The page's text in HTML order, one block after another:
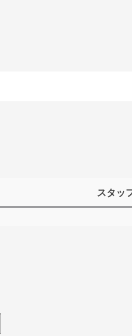
スタッ